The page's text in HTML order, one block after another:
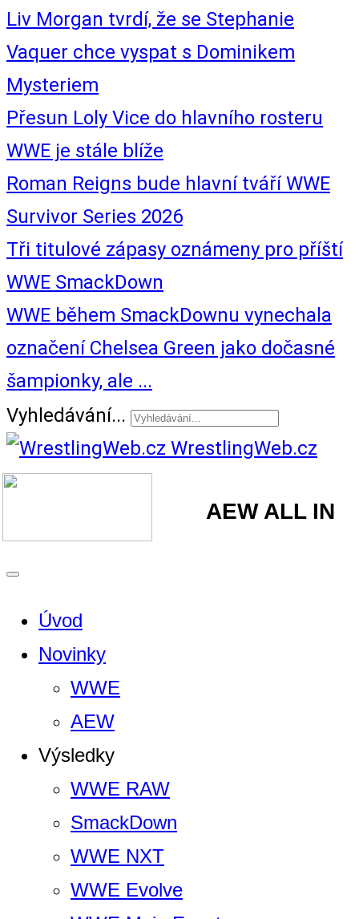
Liv Morgan tvrdí, že se Stephanie
Vaquer chce vyspat s Dominikem
Mysteriem
Přesun Loly Vice do hlavního rosteru
WWE je stále blíže
Roman Reigns bude hlavní tváří WWE
Survivor Series 2026
Tři titulové zápasy oznámeny pro příští
WWE SmackDown
WWE během SmackDownu vynechala
označení Chelsea Green jako dočasné
šampionky, ale ...
Vyhledávání...
WrestlingWeb.cz
AEW ALL IN
Úvod
Novinky
WWE
AEW
Výsledky
WWE RAW
SmackDown
WWE NXT
WWE Evolve